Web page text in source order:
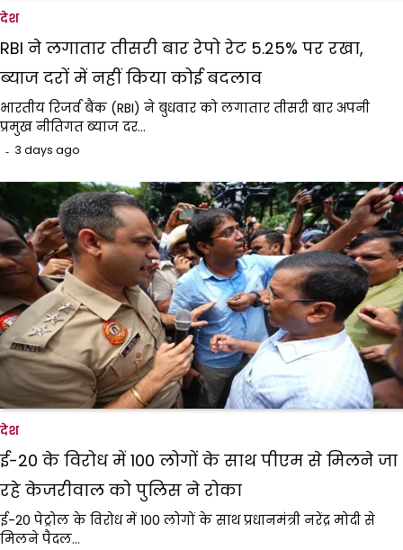
देश
RBI ने लगातार तीसरी बार रेपो रेट 5.25% पर रखा,
ब्याज दरों में नहीं किया कोई बदलाव
भारतीय रिजर्व बैंक (RBI) ने बुधवार को लगातार तीसरी बार अपनी
प्रमुख नीतिगत ब्याज दर…
3 days ago
देश
ई-20 के विरोध में 100 लोगों के साथ पीएम से मिलने जा
रहे केजरीवाल को पुलिस ने रोका
ई-20 पेट्रोल के विरोध में 100 लोगों के साथ प्रधानमंत्री नरेंद्र मोदी से
मिलने पैदल…